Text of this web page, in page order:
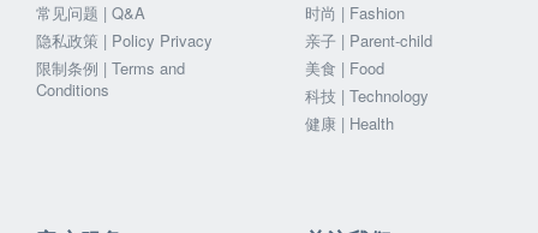
常见问题 | Q&A
隐私政策 | Policy Privacy
限制条例 | Terms and
Conditions
时尚 | Fashion
亲子 | Parent-child
美食 | Food
科技 | Technology
健康 | Health